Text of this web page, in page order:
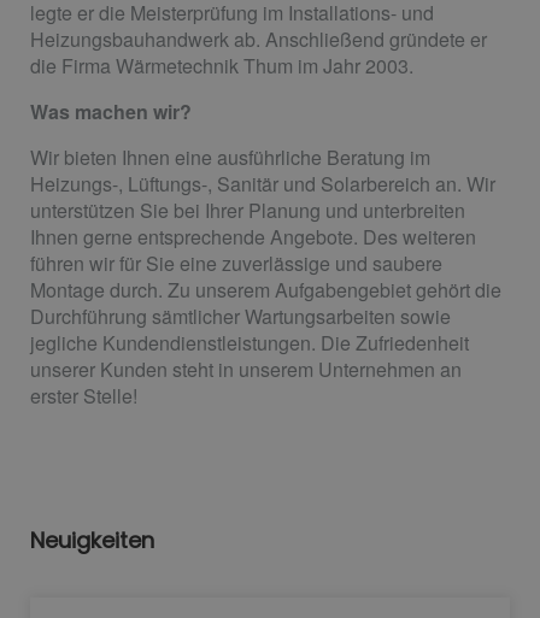
legte er die Meisterprüfung im Installations- und
Heizungsbauhandwerk ab. Anschließend gründete er
die Firma Wärmetechnik Thum im Jahr 2003.
Was machen wir?
Wir bieten Ihnen eine ausführliche Beratung im
Heizungs-, Lüftungs-, Sanitär und Solarbereich an. Wir
unterstützen Sie bei Ihrer Planung und unterbreiten
Ihnen gerne entsprechende Angebote. Des weiteren
führen wir für Sie eine zuverlässige und saubere
Montage durch. Zu unserem Aufgabengebiet gehört die
Durchführung sämtlicher Wartungsarbeiten sowie
jegliche Kundendienstleistungen. Die Zufriedenheit
unserer Kunden steht in unserem Unternehmen an
erster Stelle!
Neuigkeiten